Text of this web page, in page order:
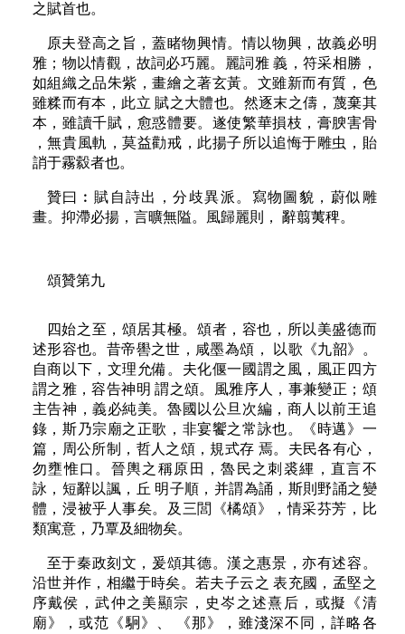
之賦首也。
原夫登高之旨，蓋睹物興情。情以物興，故義必明
雅；物以情觀，故詞必巧麗。麗詞雅 義，符采相勝，
如組織之品朱紫，畫繪之著玄黃。文雖新而有質，色
雖糅而有本，此立 賦之大體也。然逐末之儔，蔑棄其
本，雖讀千賦，愈惑體要。遂使繁華損枝，膏腴害骨
，無貴風軌，莫益勸戒，此揚子所以追悔于雕虫，貽
誚于霧縠者也。
贊曰︰賦自詩出，分歧異派。寫物圖貌，蔚似雕
畫。抑滯必揚，言曠無隘。風歸麗則， 辭翦荑稗。
頌贊第九
四始之至，頌居其極。頌者，容也，所以美盛德而
述形容也。昔帝嚳之世，咸墨為頌， 以歌《九韶》。
自商以下，文理允備。夫化偃一國謂之風，風正四方
謂之雅，容告神明 謂之頌。風雅序人，事兼變正；頌
主告神，義必純美。魯國以公旦次編，商人以前王追
錄，斯乃宗廟之正歌，非宴饗之常詠也。《時邁》一
篇，周公所制，哲人之頌，規式存 焉。夫民各有心，
勿壅惟口。晉輿之稱原田，魯民之刺裘縪，直言不
詠，短辭以諷，丘 明子順，并謂為誦，斯則野誦之變
體，浸被乎人事矣。及三閭《橘頌》，情采芬芳，比
類寓意，乃覃及細物矣。
至于秦政刻文，爰頌其德。漢之惠景，亦有述容。
沿世并作，相繼于時矣。若夫子云之 表充國，孟堅之
序戴侯，武仲之美顯宗，史岑之述熹后，或擬《清
廟》，或范《駉》、 《那》，雖淺深不同，詳略各